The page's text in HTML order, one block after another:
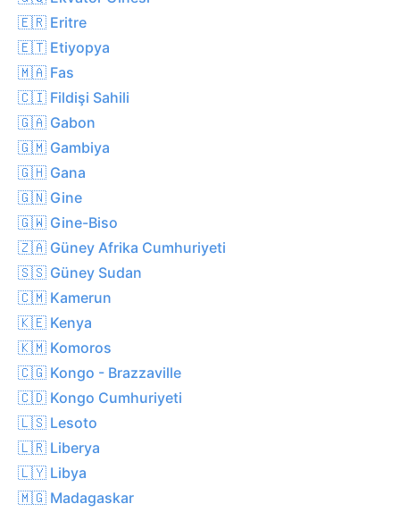
🇪🇷 Eritre
🇪🇹 Etiyopya
🇲🇦 Fas
🇨🇮 Fildişi Sahili
🇬🇦 Gabon
🇬🇲 Gambiya
🇬🇭 Gana
🇬🇳 Gine
🇬🇼 Gine-Biso
🇿🇦 Güney Afrika Cumhuriyeti
🇸🇸 Güney Sudan
🇨🇲 Kamerun
🇰🇪 Kenya
🇰🇲 Komoros
🇨🇬 Kongo - Brazzaville
🇨🇩 Kongo Cumhuriyeti
🇱🇸 Lesoto
🇱🇷 Liberya
🇱🇾 Libya
🇲🇬 Madagaskar